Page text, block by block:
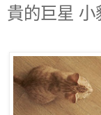
貴的巨星 小